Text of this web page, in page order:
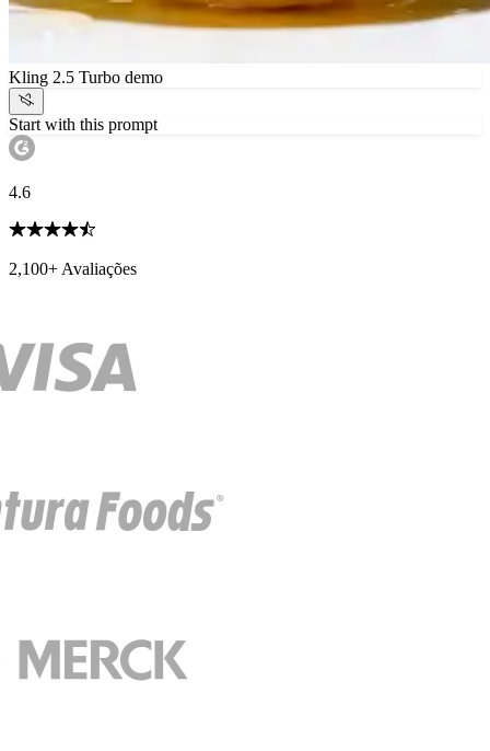
Kling 2.5 Turbo demo
Start with this prompt
4.6
2,100+ Avaliações